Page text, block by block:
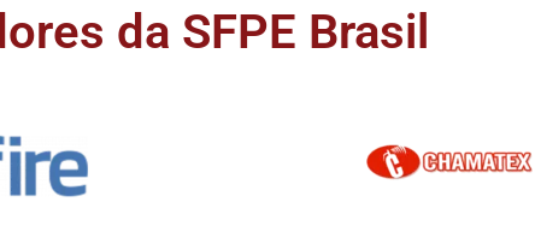
da SFPE Brasil